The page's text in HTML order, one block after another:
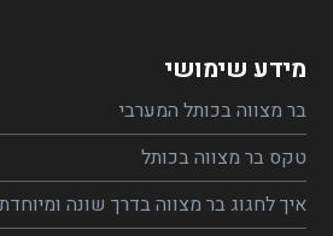
מידע שימושי
בר מצווה בכותל המערבי
טקס בר מצווה בכותל
איך לחגוג בר מצווה בדרך שונה ומיוחדת